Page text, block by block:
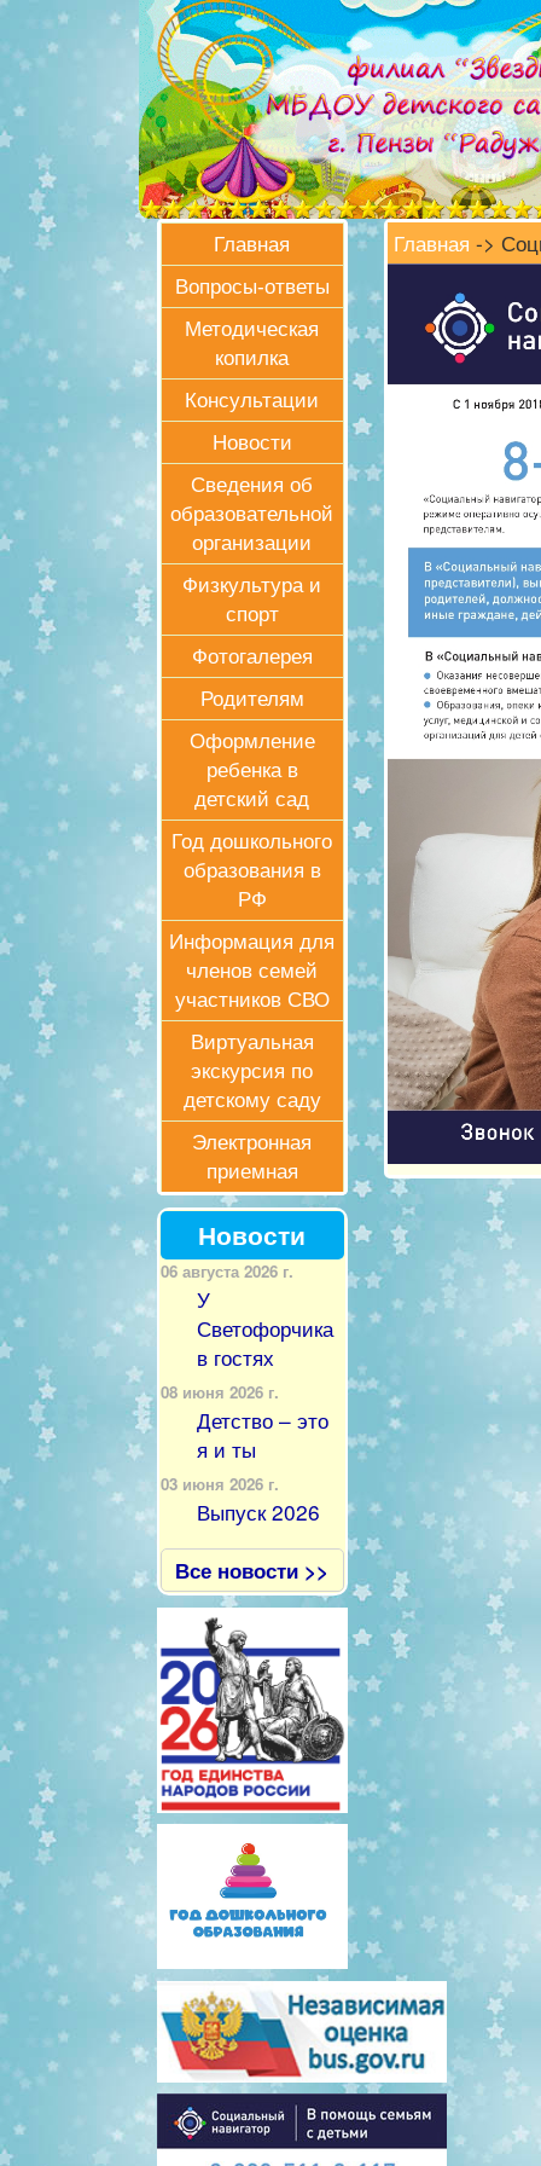
Главная
Вопросы-ответы
Методическая
копилка
Консультации
Новости
Сведения об
образовательной
организации
Физкультура и
спорт
Фотогалерея
Родителям
Оформление
ребенка в
детский сад
Год дошкольного
образования в
РФ
Информация для
членов семей
участников СВО
Виртуальная
экскурсия по
детскому саду
Электронная
приемная
Новости
06 августа 2026 г.
У
Светофорчика
в гостях
08 июня 2026 г.
Детство – это
я и ты
03 июня 2026 г.
Выпуск 2026
Все новости >>
Главная ->